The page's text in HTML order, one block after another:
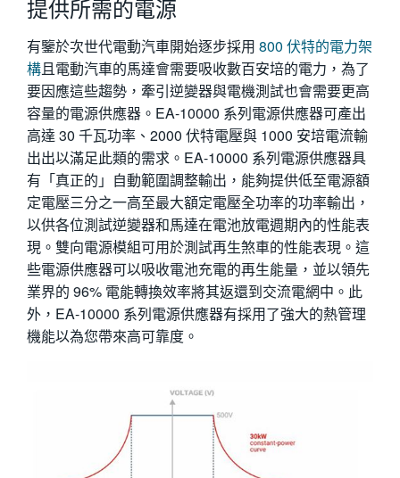
提供所需的電源
有鑒於次世代電動汽車開始逐步採用 800 伏特的電力架
構且電動汽車的馬達會需要吸收數百安培的電力，為了
要因應這些趨勢，牽引逆變器與電機測試也會需要更高
容量的電源供應器。EA-10000 系列電源供應器可產出
高達 30 千瓦功率、2000 伏特電壓與 1000 安培電流輸
出出以滿足此類的需求。EA-10000 系列電源供應器具
有「真正的」自動範圍調整輸出，能夠提供低至電源額
定電壓三分之一高至最大額定電壓全功率的功率輸出，
以供各位測試逆變器和馬達在電池放電週期內的性能表
現。雙向電源模組可用於測試再生煞車的性能表現。這
些電源供應器可以吸收電池充電的再生能量，並以領先
業界的 96% 電能轉換效率將其返還到交流電網中。此
外，EA-10000 系列電源供應器有採用了強大的熱管理
機能以為您帶來高可靠度。